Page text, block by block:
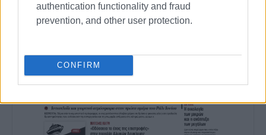
authentication functionality and fraud
prevention, and other user protection.
CONFIRM